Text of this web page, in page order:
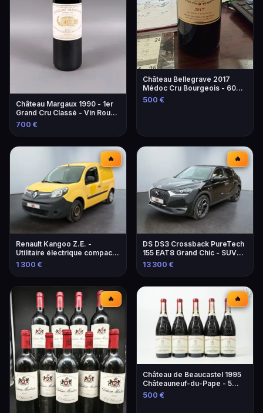
Château Margaux 1990 - 1er
Grand Cru Classé - Vin Rouge
d'Exception
700 €
Château Bellegrave 2017
Médoc Cru Bourgeois - 60
Bouteilles
500 €
🔥
Renault Kangoo Z.E. -
Utilitaire électrique compact
et pratique
1 300 €
🔥
DS DS3 Crossback PureTech
155 EAT8 Grand Chic - SUV
élégant et performant
13 300 €
🔥 🔥
Château de Beaucastel 1995
Châteauneuf-du-Pape - 5
Bouteilles
500 €